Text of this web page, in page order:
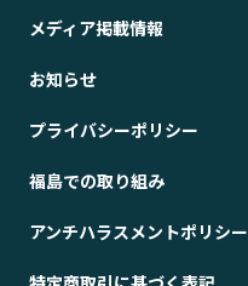
メディア掲載情報
お知らせ
プライバシーポリシー
福島での取り組み
アンチハラスメントポリシー